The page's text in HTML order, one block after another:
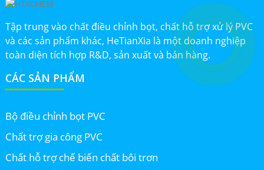
Tập trung vào chất điều chỉnh bọt, chất hỗ trợ xử lý PVC
và các sản phẩm khác, HeTianXia là một doanh nghiệp
toàn diện tích hợp R&D, sản xuất và bán hàng.
CÁC SẢN PHẨM
Bộ điều chỉnh bọt PVC
Chất trợ gia công PVC
Chất hỗ trợ chế biến chất bôi trơn